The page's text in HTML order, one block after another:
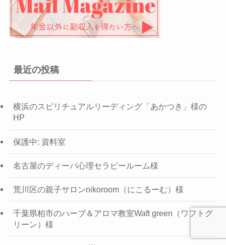
最近の投稿
横浜のスピリチュアルリーディング「あかつき」様の
HP
保護中: 資料室
名古屋のディーパ心理セラピールーム様
荒川区の親子サロンnikoroom（にこるーむ）様
千葉県柏市のハーブ＆アロマ教室Waft green（ワフトグ
リーン）様